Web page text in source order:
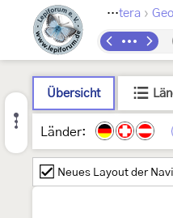
Lepidoptera ›
Übersicht
Länder:
Neues Layout der